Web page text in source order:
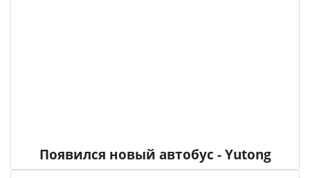
Появился новый автобус - Yutong